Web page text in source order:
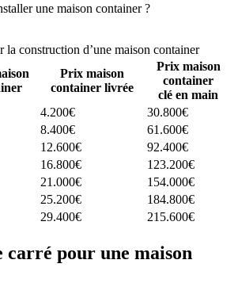
une maison container ?
la construction d’une maison container
Prix maison
container livrée
Prix maison
container
clé en main
4.200€
30.800€
8.400€
61.600€
12.600€
92.400€
16.800€
123.200€
21.000€
154.000€
25.200€
184.800€
29.400€ 215.600€
pour une maison